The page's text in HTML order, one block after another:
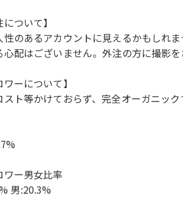
について】
性のあるアカウントに見えるかもしれ
心配はございません。外注の方に撮影
ワーについて】
ト等かけておらず、完全オーガニック
ー男女比率
男:20.3%